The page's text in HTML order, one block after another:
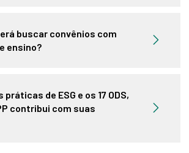
buscar convênios com
ensino?
práticas de ESG e os 17 ODS,
contribui com suas